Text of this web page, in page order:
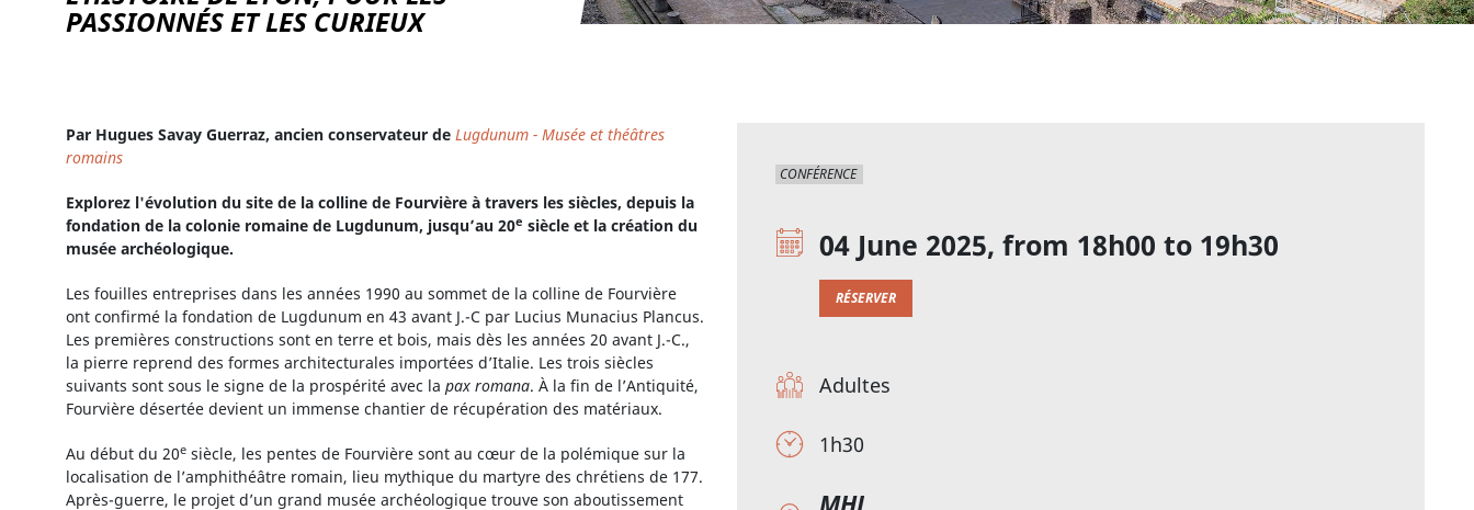
PASSIONNÉS ET LES CURIEUX
Par Hugues Savay Guerraz, ancien conservateur de Lugdunum - Musée et théâtres
romains
Explorez l'évolution du site de la colline de Fourvière à travers les siècles, depuis la
fondation de la colonie romaine de Lugdunum, jusqu’au 20e siècle et la création du
musée archéologique.
Les fouilles entreprises dans les années 1990 au sommet de la colline de Fourvière
ont confirmé la fondation de Lugdunum en 43 avant J.-C par Lucius Munacius Plancus.
Les premières constructions sont en terre et bois, mais dès les années 20 avant J.-C.,
la pierre reprend des formes architecturales importées d’Italie. Les trois siècles
suivants sont sous le signe de la prospérité avec la pax romana. À la fin de l’Antiquité,
Fourvière désertée devient un immense chantier de récupération des matériaux.
Au début du 20e siècle, les pentes de Fourvière sont au cœur de la polémique sur la
localisation de l’amphithéâtre romain, lieu mythique du martyre des chrétiens de 177.
Après-guerre, le projet d’un grand musée archéologique trouve son aboutissement
CONFÉRENCE
04 June 2025, from 18h00 to 19h30
RÉSERVER
Adultes
1h30